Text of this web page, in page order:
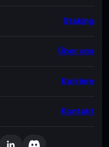
Staking
Über uns
Karriere
Kontakt